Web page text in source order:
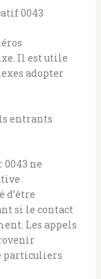
0043
Il est utile
adopter
entrants
0043 ne
d’être
si le contact
Les appels
particuliers